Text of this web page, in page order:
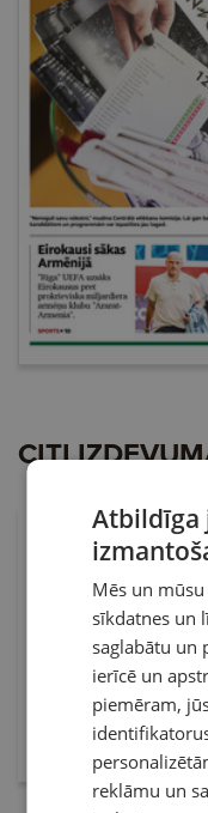
CITI
Atbildīga
Mēs un
sīkdatnes un
saglabātu un
ierīcē un
piemēram,
reklāmu un